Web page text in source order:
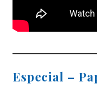
Especial –